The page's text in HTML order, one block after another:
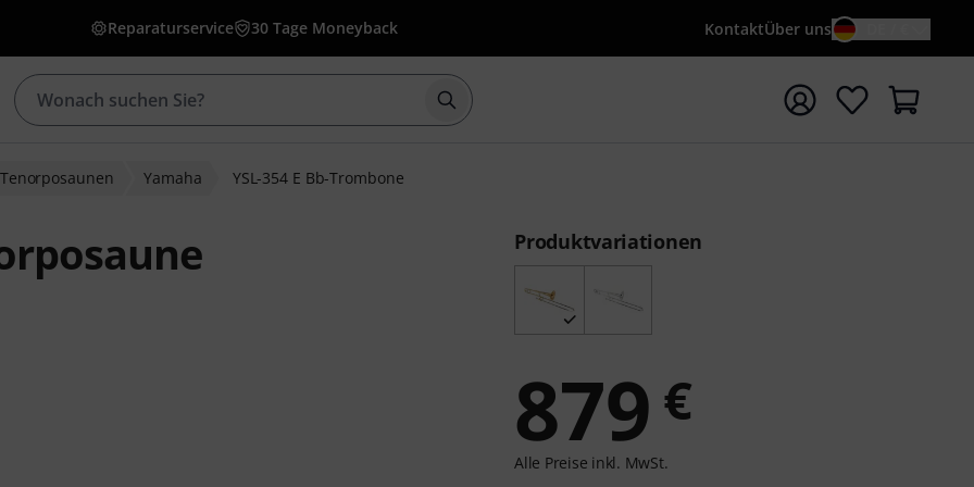
Reparaturservice 30 Tage Moneyback KontaktÜber uns
Suche mit Suchwort {searchTerm} starten
Tenorposaunen Yamaha YSL-354 E Bb-Trombone
Produktvariationen
879 €
Alle Preise inkl. MwSt.